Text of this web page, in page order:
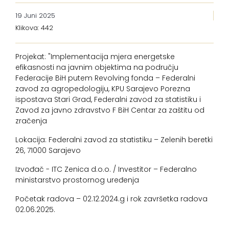
19 Juni 2025
Klikova: 442
Projekat: "Implementacija mjera energetske
efikasnosti na javnim objektima na području
Federacije BiH putem Revolving fonda – Federalni
zavod za agropedologiju, KPU Sarajevo Porezna
ispostava Stari Grad, Federalni zavod za statistiku i
Zavod za javno zdravstvo F BiH Centar za zaštitu od
zračenja
Lokacija: Federalni zavod za statistiku – Zelenih beretki
26, 71000 Sarajevo
Izvođač - ITC Zenica d.o.o. / Investitor – Federalno
ministarstvo prostornog uređenja
Početak radova – 02.12.2024.g i rok završetka radova
02.06.2025.